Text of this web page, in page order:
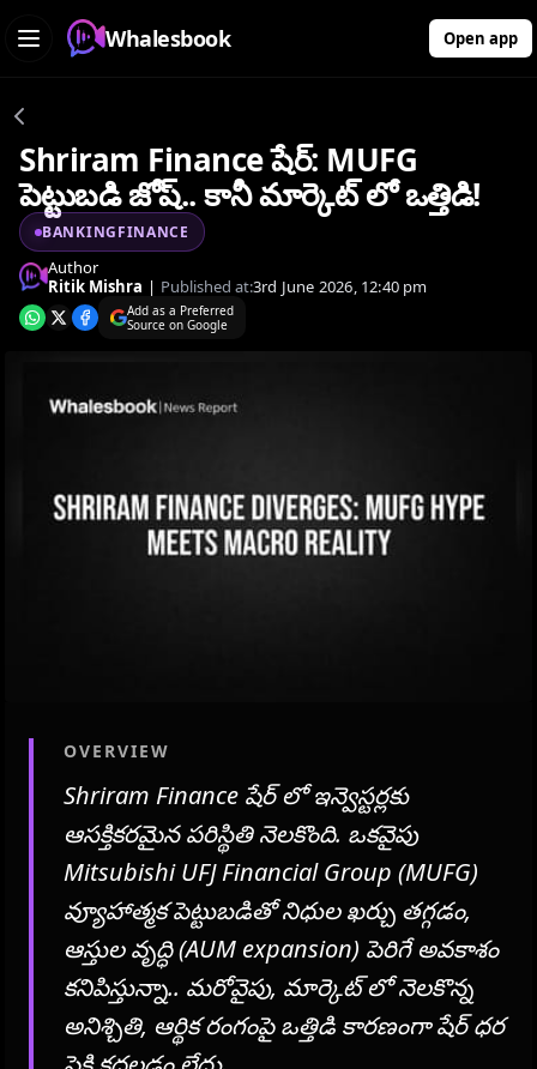
Whalesbook Open app
Shriram Finance షేర్: MUFG
పెట్టుబడి జోష్.. కానీ మార్కెట్ లో ఒత్తిడి!
BANKINGFINANCE
Author
Ritik Mishra | Published at:3rd June 2026, 12:40 pm
Add as a Preferred
Source on Google
OVERVIEW
Shriram Finance షేర్ లో ఇన్వెస్టర్లకు
ఆసక్తికరమైన పరిస్థితి నెలకొంది. ఒకవైపు
Mitsubishi UFJ Financial Group (MUFG)
వ్యూహాత్మక పెట్టుబడితో నిధుల ఖర్చు తగ్గడం,
ఆస్తుల వృద్ధి (AUM expansion) పెరిగే అవకాశం
కనిపిస్తున్నా.. మరోవైపు, మార్కెట్ లో నెలకొన్న
అనిశ్చితి, ఆర్థిక రంగంపై ఒత్తిడి కారణంగా షేర్ ధర